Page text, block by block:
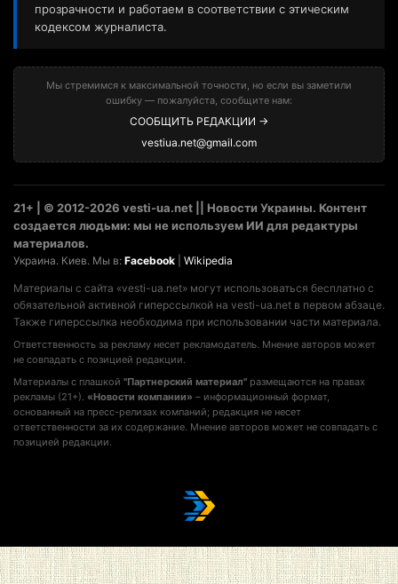
прозрачности и работаем в соответствии с этическим
кодексом журналиста.
Мы стремимся к максимальной точности, но если вы заметили
ошибку — пожалуйста, сообщите нам:
СООБЩИТЬ РЕДАКЦИИ →
vestiua.net@gmail.com
21+ | © 2012-2026 vesti-ua.net || Новости Украины. Контент
создается людьми: мы не используем ИИ для редактуры
материалов.
Украина. Киев. Мы в: Facebook Wikipedia
Материалы с сайта «vesti-ua.net» могут использоваться бесплатно с
обязательной активной гиперссылкой на vesti-ua.net в первом абзаце.
Также гиперссылка необходима при использовании части материала.
Ответственность за рекламу несет рекламодатель. Мнение авторов может
не совпадать с позицией редакции.
Материалы с плашкой "Партнерский материал" размещаются на правах
рекламы (21+). «Новости компании» – информационный формат,
основанный на пресс-релизах компаний; редакция не несет
ответственности за их содержание. Мнение авторов может не совпадать с
позицией редакции.